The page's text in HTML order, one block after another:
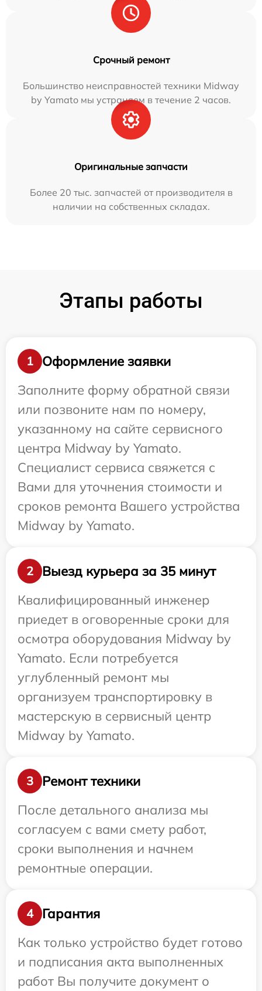
Срочный ремонт
Большинство неисправностей техники Midway
by Yamato мы устраняем в течение 2 часов.
Оригинальные запчасти
Более 20 тыс. запчастей от производителя в
наличии на собственных складах.
Этапы работы
1
Оформление заявки
Заполните форму обратной связи
или позвоните нам по номеру,
указанному на сайте сервисного
центра Midway by Yamato.
Специалист сервиса свяжется с
Вами для уточнения стоимости и
сроков ремонта Вашего устройства
Midway by Yamato.
2
Выезд курьера за 35 минут
Квалифицированный инженер
приедет в оговоренные сроки для
осмотра оборудования Midway by
Yamato. Если потребуется
углубленный ремонт мы
организуем транспортировку в
мастерскую в сервисный центр
Midway by Yamato.
3
Ремонт техники
После детального анализа мы
согласуем с вами смету работ,
сроки выполнения и начнем
ремонтные операции.
4
Гарантия
Как только устройство будет готово
и подписания акта выполненных
работ Вы получите документ о